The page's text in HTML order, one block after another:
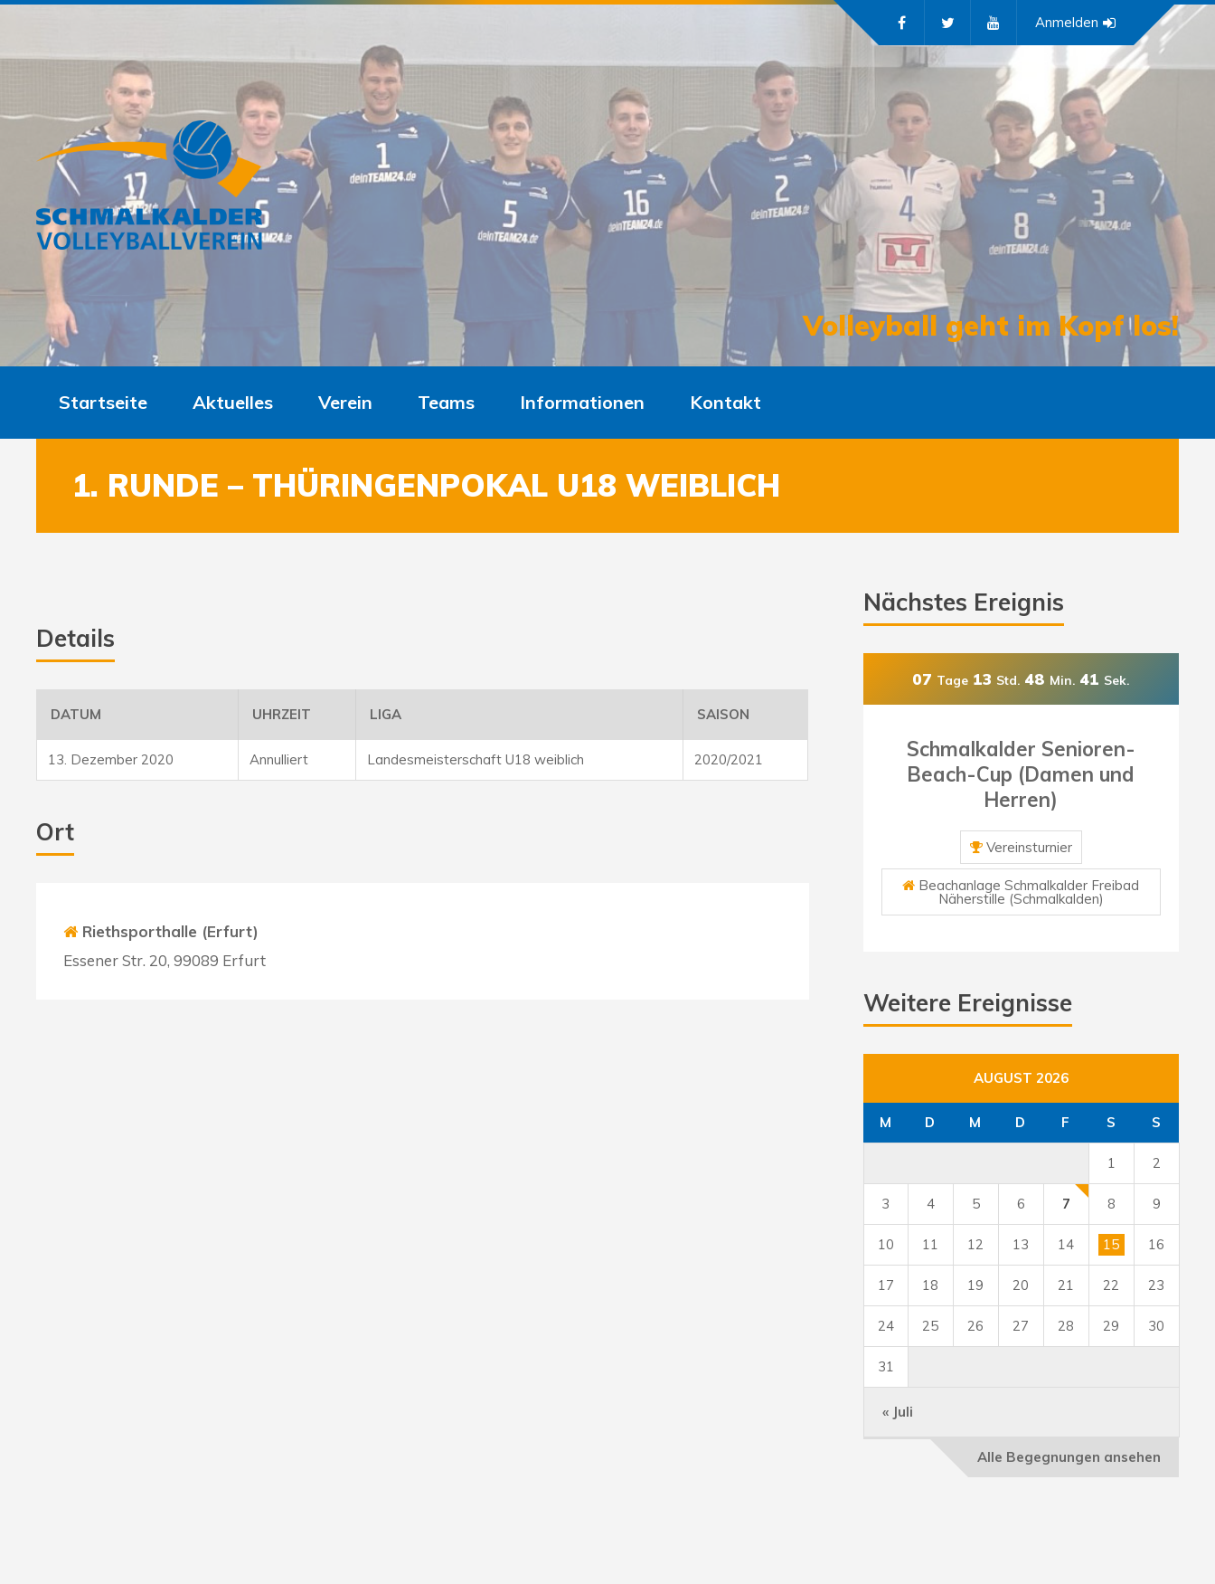
Volleyball geht im Kopf los!
Anmelden
Startseite Aktuelles Verein Teams Informationen Kontakt
1. RUNDE – THÜRINGENPOKAL U18 WEIBLICH
Details
DATUM UHRZEIT LIGA SAISON
13. Dezember 2020 Annulliert Landesmeisterschaft U18 weiblich 2020/2021
Ort
Riethsporthalle (Erfurt)
Essener Str. 20, 99089 Erfurt
Nächstes Ereignis
07 Tage 13 Std. 48 Min. 39 Sek.
Schmalkalder Senioren-
Beach-Cup (Damen und
Herren)
Vereinsturnier
Beachanlage Schmalkalder Freibad
Näherstille (Schmalkalden)
Weitere Ereignisse
AUGUST 2026
M D M D F S S
« Juli
1 2
3 4 5 6 7 8 9
10 11 12 13 14 15 16
17 18 19 20 21 22 23
24 25 26 27 28 29 30
31
Alle Begegnungen ansehen